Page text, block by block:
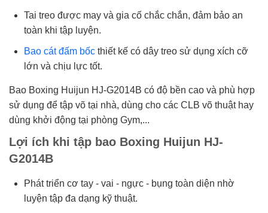
Tai treo được may và gia cố chắc chắn, đảm bảo an
toàn khi tập luyện.
Bao cát đấm bốc thiết kế có dây treo sử dụng xích cỡ
lớn và chịu lực tốt.
Bao Boxing Huijun HJ-G2014B có độ bền cao và phù hợp
sử dụng để tập võ tại nhà, dùng cho các CLB võ thuật hay
dùng khởi động tại phòng Gym,...
Lợi ích khi tập bao Boxing Huijun HJ-
G2014B
Phát triển cơ tay - vai - ngực - bụng toàn diện nhờ
luyện tập đa dạng kỹ thuật.